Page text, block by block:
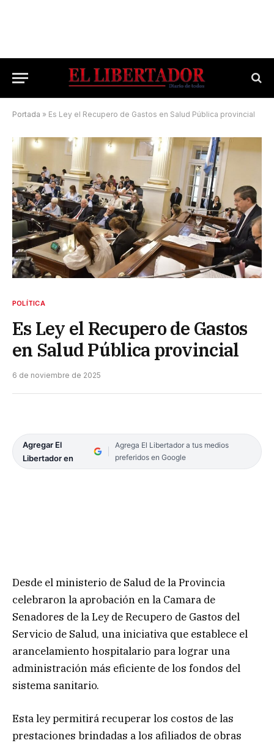
Portada » Es Ley el Recupero de Gastos en Salud Pública provincial
POLÍTICA
Es Ley el Recupero de Gastos
en Salud Pública provincial
6 de noviembre de 2025
Agregar El
Libertador en
Agrega El Libertador a tus medios
preferidos en Google
Desde el ministerio de Salud de la Provincia
celebraron la aprobación en la Camara de
Senadores de la Ley de Recupero de Gastos del
Servicio de Salud, una iniciativa que establece el
arancelamiento hospitalario para lograr una
administración más eficiente de los fondos del
sistema sanitario.
Esta ley permitirá recuperar los costos de las
prestaciones brindadas a los afiliados de obras